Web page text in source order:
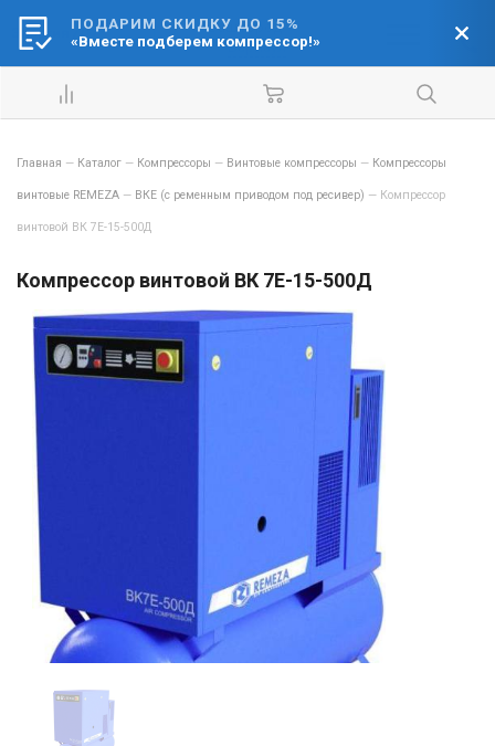
Ваш город:
Барнаул
Главная — Каталог — Компрессоры — Винтовые компрессоры — Компрессоры
винтовые REMEZA — ВКЕ (с ременным приводом под ресивер) — Компрессор
винтовой ВК 7E-15-500Д
Компрессор винтовой ВК 7E-15-500Д
ПОДАРИМ СКИДКУ ДО 15%
«Вместе подберем компрессор!»